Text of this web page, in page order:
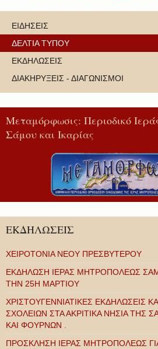
ΕΙΔΗΣΕΙΣ
ΔΕΛΤΙΑ ΤΥΠΟΥ
ΕΚΔΗΛΩΣΕΙΣ
ΔΙΑΚΗΡΥΞΕΙΣ - ΔΙΑΓΩΝΙΣΜΟΙ
Μεταμόρφωσις: Περιοδικό
Σάμου και Ικαρίας
ΕΚΔΗΛΩΣΕΙΣ
ΧΕΙΡΟΤΟΝΙΑ ΝΕΟΥ ΠΡΕΣΒΥΤΕΡΟΥ
ΕΚΔΗΛΩΣΗ ΙΕΡΑΣ ΜΗΤΡΟΠΟΛΕΩΣ
ΤΗΝ 25Η ΜΑΡΤΙΟΥ
ΧΡΙΣΤΟΥΓΕΝΝΙΑΤΙΚΕΣ ΕΚΔΗΛΩΣΕΙΣ
ΣΧΟΛΕΙΩΝ ΣΤΑ ΑΚΡΙΤΙΚΑ ΝΗΣΙΑ ΤΗΣ
ΚΑΙ ΦΟΥΡΝΩΝ .
ΠΡΟΣΚΛΗΣΗ ΙΕΡΑΣ ΜΗΤΡΟΠΟΛΕΩΣ